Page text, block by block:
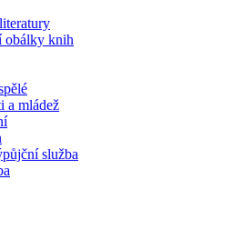
obálky knih
a mládež
služba